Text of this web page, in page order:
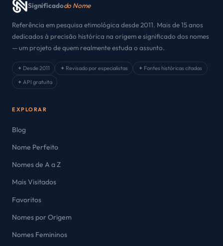
Significadodo Nome
Referência em pesquisa etimológica desde 2011. Mais de 15 anos
dedicados à precisão histórica na origem e significado dos nomes
— um projeto de quem realmente estuda o assunto.
✦ Desde 2011 ✦ Revisado por especialistas
✦ Fontes históricas citadas
✦ API gratuita
EXPLORAR
Blog
Nome Perfeito
Nomes de A a Z
Mais Visitados
Favoritos
Nomes por Origem
Nomes Femininos